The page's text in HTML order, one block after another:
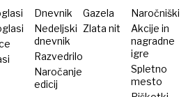
Dnevnik
Nedeljski
dnevnik
Razvedrilo
Naročanje
edicij
Gazela
Zlata nit
Naročniški
Akcije in
nagradne
igre
Spletno
mesto